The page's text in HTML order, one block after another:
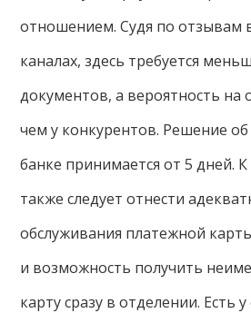
отношением. Судя по отзывам
каналах, здесь требуется
документов, а вероятность
чем у конкурентов. Решение
банке принимается от 5 дней.
также следует отнести
обслуживания платежной
и возможность получить
карту сразу в отделении. Есть